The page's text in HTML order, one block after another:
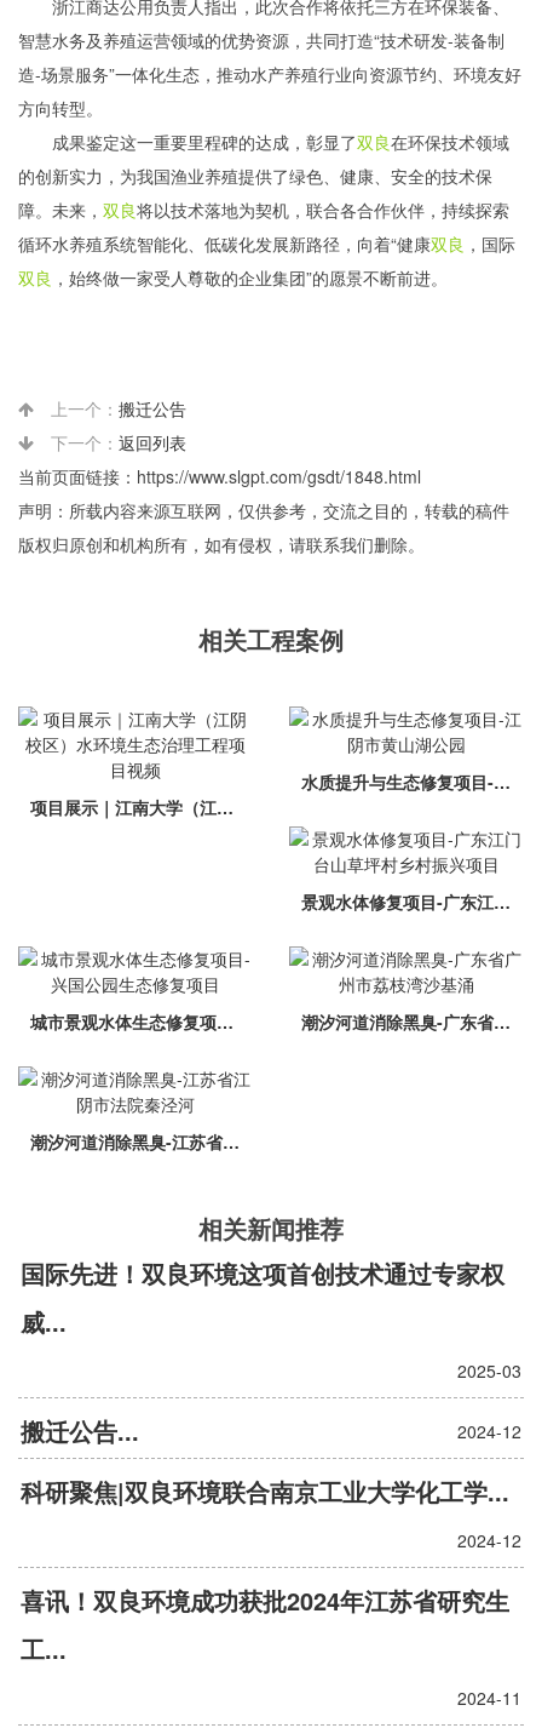
浙江商达公用负责人指出，此次合作将依托三方在环保装备、
智慧水务及养殖运营领域的优势资源，共同打造“技术研发-装备制
造-场景服务”一体化生态，推动水产养殖行业向资源节约、环境友好
方向转型。
成果鉴定这一重要里程碑的达成，彰显了双良在环保技术领域
的创新实力，为我国渔业养殖提供了绿色、健康、安全的技术保
障。未来， 双良将以技术落地为契机，联合各合作伙伴，持续探索
循环水养殖系统智能化、低碳化发展新路径，向着“健康双良 ，国际
双良 ，始终做一家受人尊敬的企业集团”的愿景不断前进。
上一个： 搬迁公告
下一个： 返回列表
当前页面链接：https://www.slgpt.com/gsdt/1848.html
声明：所载内容来源互联网，仅供参考，交流之目的，转载的稿件
版权归原创和机构所有，如有侵权，请联系我们删除。
相关工程案例
项目展示｜江南大学（江阴校区）水环境生态治理工程项目视频
水质提升与生态修复项目-江阴市黄山湖公园
景观水体修复项目-广东江门台山草坪村乡村振兴项目
城市景观水体生态修复项目-兴国公园生态修复项目 潮汐河道消除黑臭-广东省广州市荔枝湾沙基涌
潮汐河道消除黑臭-江苏省江阴市法院秦泾河
相关新闻推荐
国际先进！双良环境这项首创技术通过专家权
威...
2025-03
搬迁公告... 2024-12
科研聚焦|双良环境联合南京工业大学化工学...
2024-12
喜讯！双良环境成功获批2024年江苏省研究生
工...
2024-11